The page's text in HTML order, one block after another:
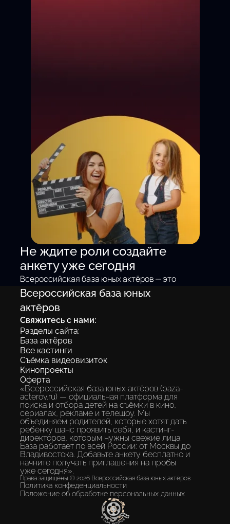
Не ждите роли создайте
анкету уже сегодня
Всероссийская база юных актёров — это
не просто доска объявлений. Это
экосистема, где каждый ребенок
получает шанс быть замеченным без
«знакомств» и протекций.
Всероссийская база юных
актёров
Свяжитесь с нами:
Разделы сайта:
База актёров
Все кастинги
Съёмка видеовизиток
Кинопроекты
Оферта
«Всероссийская база юных актёров (baza-
acterov.ru) — официальная платформа для
поиска и отбора детей на съёмки в кино,
сериалах, рекламе и телешоу. Мы
объединяем родителей, которые хотят дать
ребёнку шанс проявить себя, и кастинг-
директоров, которым нужны свежие лица.
База работает по всей России: от Москвы до
Владивостока. Добавьте анкету бесплатно и
начните получать приглашения на пробы
уже сегодня».
Права защищены © 2026 Всероссийская база юных актёров
Политика конфеденциальности
Положение об обработке персональных данных